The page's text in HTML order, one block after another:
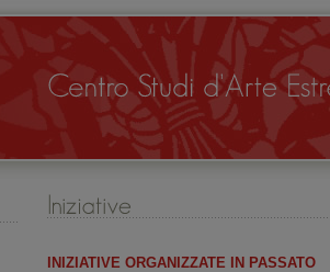
INIZIATIVE ORGANIZZATE IN PASSATO